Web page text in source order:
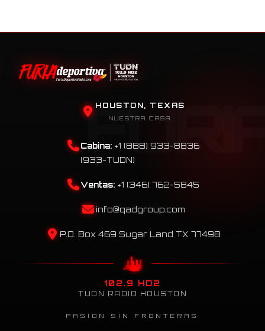
HOUSTON, TEXAS
NUESTRA CASA
Cabina: +1 (888) 933-8836
(933-TUDN)
Ventas: +1 (346) 762-5845
info@qadgroup.com
P.O. Box 469 Sugar Land TX 77498
102.9 HD2
TUDN RADIO HOUSTON
PASIÓN SIN FRONTERAS